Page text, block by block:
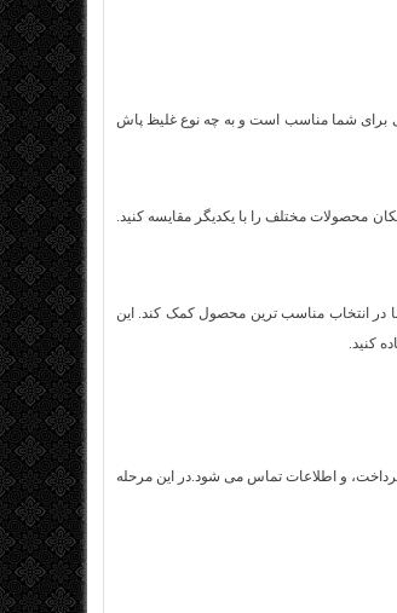
برای شما مناسب است و به چه نوع غلیظ پاش
محصولات مختلف را با یکدیگر مقایسه کنید.
در انتخاب مناسب‌ ترین محصول کمک کند. این
کنید.
و اطلاعات تماس می‌ شود.در این مرحله